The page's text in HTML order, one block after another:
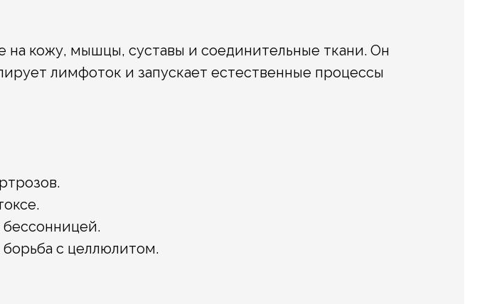
на кожу, мышцы, суставы и соединительные ткани. Он
лимфоток и запускает естественные процессы
с целлюлитом.